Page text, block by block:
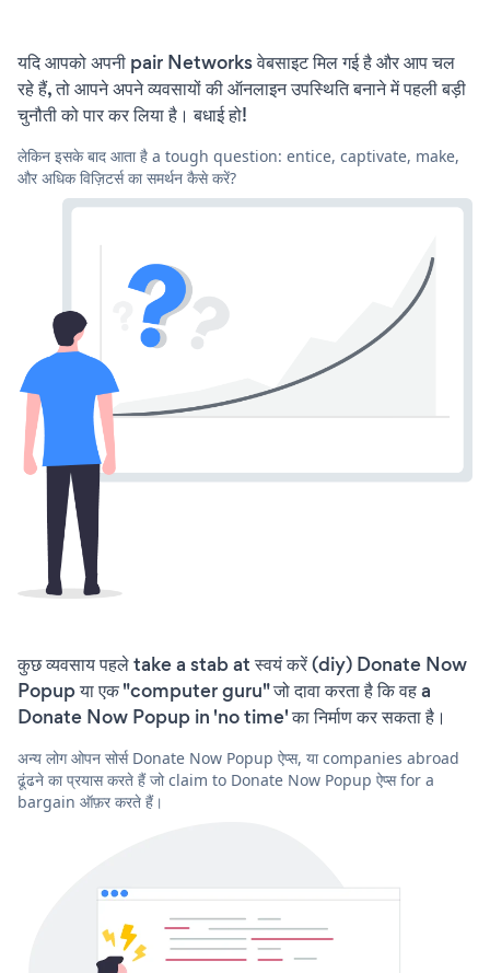
यदि आपको अपनी pair Networks वेबसाइट मिल गई है और आप चल
रहे हैं, तो आपने अपने व्यवसायों की ऑनलाइन उपस्थिति बनाने में पहली बड़ी
चुनौती को पार कर लिया है। बधाई हो!
लेकिन इसके बाद आता है a tough question: entice, captivate, make,
और अधिक विज़िटर्स का समर्थन कैसे करें?
कुछ व्यवसाय पहले take a stab at स्वयं करें (diy) Donate Now
Popup या एक "computer guru" जो दावा करता है कि वह a
Donate Now Popup in 'no time' का निर्माण कर सकता है।
अन्य लोग ओपन सोर्स Donate Now Popup ऐप्स, या companies abroad
ढूंढने का प्रयास करते हैं जो claim to Donate Now Popup ऐप्स for a
bargain ऑफ़र करते हैं।